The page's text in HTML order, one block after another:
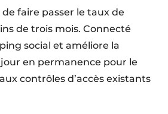
faire passer le taux de
de trois mois. Connecté
social et améliore la
en permanence pour le
contrôles d’accès existants